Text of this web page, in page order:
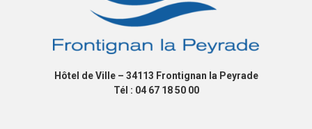
Hôtel de Ville – 34113 Frontignan la Peyrade
Tél : 04 67 18 50 00